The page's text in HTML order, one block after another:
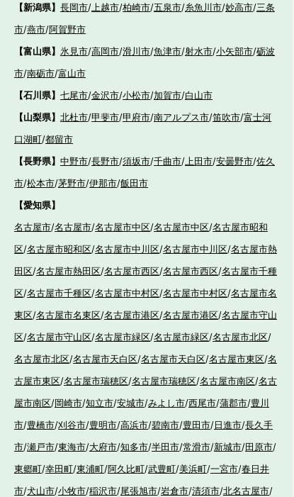
【新潟県】 長岡市/ 上越市/柏崎市/五泉市/糸魚川市/妙高市/三条
市/燕市/阿賀野市
【富山県】 氷見市/高岡市/滑川市/魚津市/射水市/小矢部市/砺波
市/南砺市/富山市
【石川県】 七尾市/金沢市/小松市/加賀市/白山市
【山梨県】 北杜市/甲斐市/甲府市/南アルプス市/笛吹市/富士河
口湖町/都留市
【長野県】 中野市/長野市/須坂市/千曲市/ 上田市/安曇野市/佐久
市/松本市/茅野市/伊那市/飯田市
【愛知県】
名古屋市/名古屋市/名古屋市中区/名古屋市中区/名古屋市昭和
区/名古屋市昭和区/名古屋市中川区/名古屋市中川区/名古屋市熱
田区/名古屋市熱田区/名古屋市西区/名古屋市西区/名古屋市千種
区/名古屋市千種区/名古屋市中村区/名古屋市中村区/名古屋市名
東区/名古屋市名東区/名古屋市港区/名古屋市港区/名古屋市守山
区/名古屋市守山区/名古屋市緑区/名古屋市緑区/名古屋市北区/
名古屋市北区/名古屋市天白区/名古屋市天白区/名古屋市東区/名
古屋市東区/名古屋市瑞穂区/名古屋市瑞穂区/名古屋市南区/名古
屋市南区/岡崎市/知立市/安城市/みよし市/西尾市/蒲郡市/豊川
市/豊橋市/刈谷市/豊明市/高浜市/碧南市/豊田市/日進市/長久手
市/瀬戸市/東海市/大府市/知多市/半田市/常滑市/新城市/田原市/
東郷町/幸田町/東浦町/阿久比町/武豊町/美浜町/一宮市/春日井
市/犬山市/小牧市/稲沢市/尾張旭市/岩倉市/清須市/北名古屋市/